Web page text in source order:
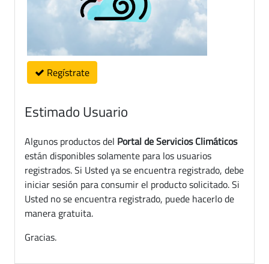
Regístrate
Estimado Usuario
Algunos productos del Portal de Servicios Climáticos
están disponibles solamente para los usuarios
registrados. Si Usted ya se encuentra registrado, debe
iniciar sesión para consumir el producto solicitado. Si
Usted no se encuentra registrado, puede hacerlo de
manera gratuita.
Gracias.